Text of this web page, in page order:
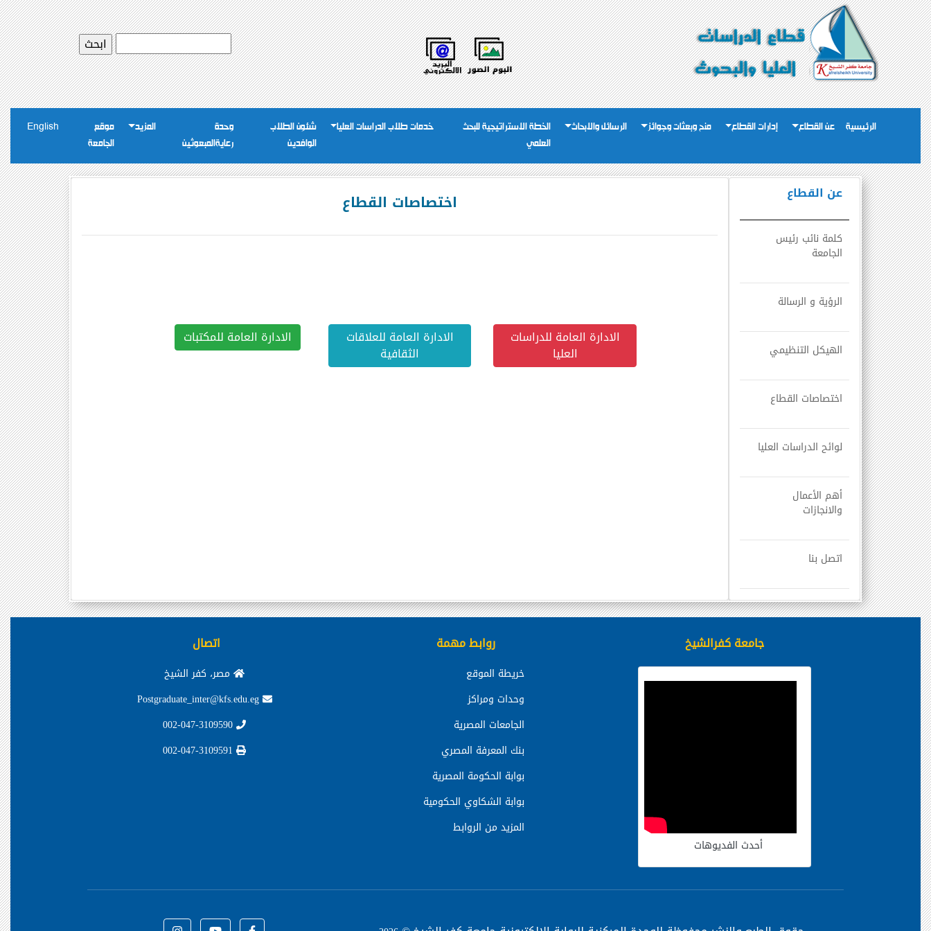
الرئيسية عن القطاع إدارات القطاع منح وبعثات وجوائز الرسائل والابحاث
الخطة الاستراتيجية للبحث
العلمي
خدمات طلاب الدراسات العليا
شئون الطلاب
الوافدين
وحدة
رعايةالمبعوثين
المزيد
موقع
الجامعة
English
عن القطاع
كلمة نائب رئيس
الجامعة
الرؤية و الرسالة
الهيكل التنظيمي
اختصاصات القطاع
لوائح الدراسات العليا
أهم الأعمال
والانجازات
اتصل بنا
اختصاصات القطاع
الادارة العامة للدراسات
العليا
الادارة العامة للعلاقات
الثقافية
الادارة العامة للمكتبات
جامعة كفرالشيخ
أحدث الفديوهات
روابط مهمة
خريطة الموقع
وحدات ومراكز
الجامعات المصرية
بنك المعرفة المصري
بوابة الحكومة المصرية
بوابة الشكاوي الحكومية
المزيد من الروابط
اتصال
مصر، كفر الشيخ
Postgraduate_inter@kfs.edu.eg